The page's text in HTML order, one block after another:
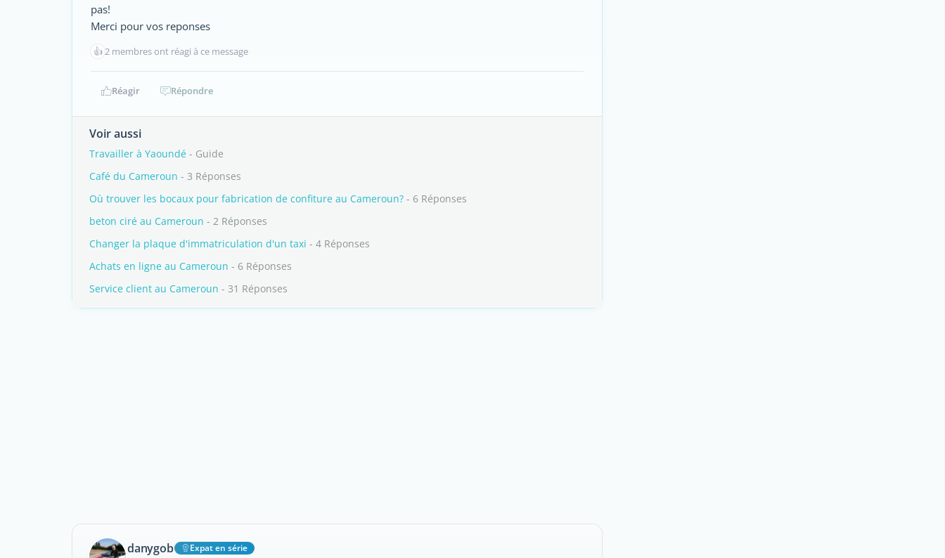
pas!
Merci pour vos reponses
👍2 membres ont réagi à ce message
Réagir Répondre
Voir aussi
Travailler à Yaoundé - Guide
Café du Cameroun - 3 Réponses
Où trouver les bocaux pour fabrication de confiture au Cameroun? - 6 Réponses
beton ciré au Cameroun - 2 Réponses
Changer la plaque d'immatriculation d'un taxi - 4 Réponses
Achats en ligne au Cameroun - 6 Réponses
Service client au Cameroun - 31 Réponses
danygob
Expat en série